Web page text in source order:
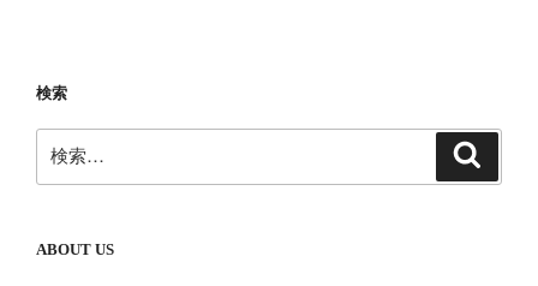
ン
検索
索:
ABOUT US